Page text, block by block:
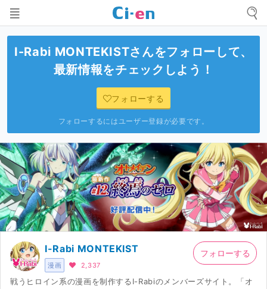
I-Rabi MONTEKISTさんをフォローして、
最新情報をチェックしよう！
フォローする
フォローするにはユーザー登録が必要です。
漫画
I-Rabi MONTEKIST
2,337
戦うヒロイン系の漫画を制作するI-Rabiのメンバーズサイト。「オ
フォローする